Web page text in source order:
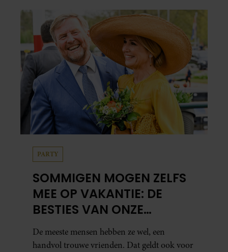
PARTY
SOMMIGEN MOGEN ZELFS
MEE OP VAKANTIE: DE
BESTIES VAN ONZE
ORANJES
De meeste mensen hebben ze wel, een
handvol trouwe vrienden. Dat geldt ook voor